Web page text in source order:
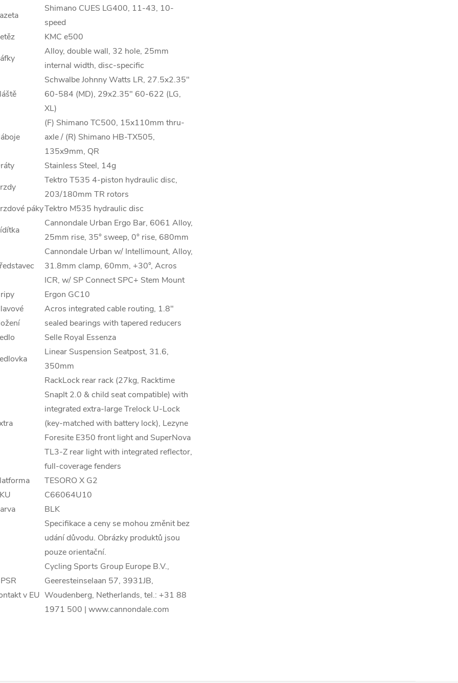
Shimano CUES LG400, 11-43, 10-
speed
KMC e500
Alloy, double wall, 32 hole, 25mm
internal width, disc-specific
Schwalbe Johnny Watts LR, 27.5x2.35"
60-584 (MD), 29x2.35" 60-622 (LG,
XL)
(F) Shimano TC500, 15x110mm thru-
axle / (R) Shimano HB-TX505,
135x9mm, QR
Stainless Steel, 14g
Tektro T535 4-piston hydraulic disc,
203/180mm TR rotors
pákyTektro M535 hydraulic disc
Cannondale Urban Ergo Bar, 6061 Alloy,
25mm rise, 35° sweep, 0° rise, 680mm
Cannondale Urban w/ Intellimount, Alloy,
31.8mm clamp, 60mm, +30°, Acros
ICR, w/ SP Connect SPC+ Stem Mount
Ergon GC10
Acros integrated cable routing, 1.8"
sealed bearings with tapered reducers
Selle Royal Essenza
Linear Suspension Seatpost, 31.6,
350mm
RackLock rear rack (27kg, Racktime
SnapIt 2.0 & child seat compatible) with
integrated extra-large Trelock U-Lock
(key-matched with battery lock), Lezyne
Foresite E350 front light and SuperNova
TL3-Z rear light with integrated reflector,
full-coverage fenders
TESORO X G2
C66064U10
BLK
Specifikace a ceny se mohou změnit bez
udání důvodu. Obrázky produktů jsou
pouze orientační.
v EU
Cycling Sports Group Europe B.V.,
Geeresteinselaan 57, 3931JB,
Woudenberg, Netherlands, tel.: +31 88
1971 500 | www.cannondale.com